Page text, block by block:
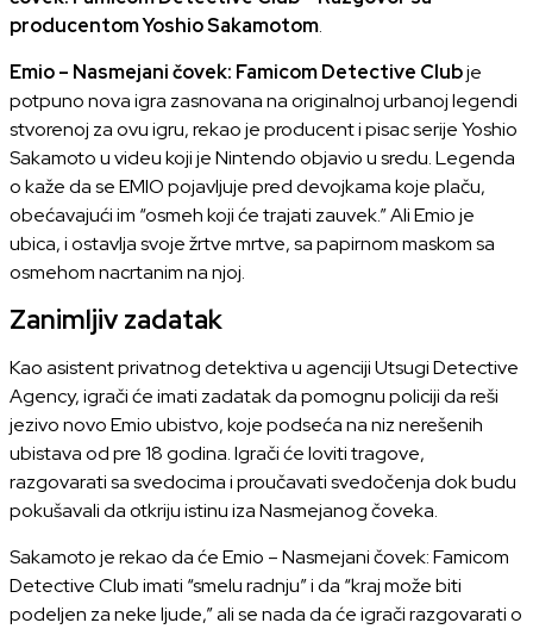
producentom Yoshio Sakamotom.
Emio – Nasmejani čovek: Famicom Detective Clubje
potpuno nova igra zasnovana na originalnoj urbanoj legendi
stvorenoj za ovu igru, rekao je producent i pisac serije Yoshio
Sakamoto u videu koji je Nintendo objavio u sredu. Legenda
o kaže da se EMIO pojavljuje pred devojkama koje plaču,
obećavajući im “osmeh koji će trajati zauvek.” Ali Emio je
ubica, i ostavlja svoje žrtve mrtve, sa papirnom maskom sa
osmehom nacrtanim na njoj.
Zanimljiv zadatak
Kao asistent privatnog detektiva u agenciji Utsugi Detective
Agency, igrači će imati zadatak da pomognu policiji da reši
jezivo novo Emio ubistvo, koje podseća na niz nerešenih
ubistava od pre 18 godina. Igrači će loviti tragove,
razgovarati sa svedocima i proučavati svedočenja dok budu
pokušavali da otkriju istinu iza Nasmejanog čoveka.
Sakamoto je rekao da će Emio – Nasmejani čovek: Famicom
Detective Club imati “smelu radnju” i da “kraj može biti
podeljen za neke ljude,” ali se nada da će igrači razgovarati o